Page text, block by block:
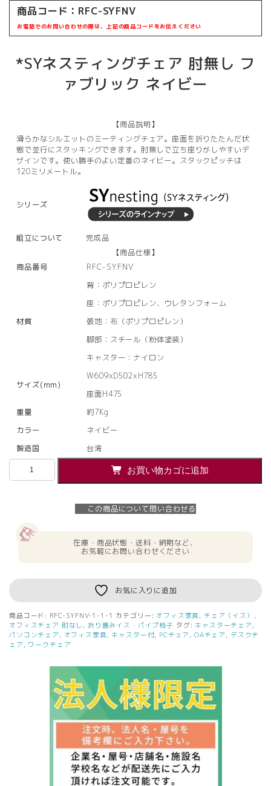
商品コード： RFC-SYFNV
お電話でのお問い合わせの際は、上記の商品コードをお伝えください
*SYネスティングチェア 肘無し フ
ァブリック ネイビー
【商品説明】
滑らかなシルエットのミーティングチェア。座面を折りたたんだ状
態で並行にスタッキングできます。肘無しで立ち座りがしやすいデ
ザインです。使い勝手のよい定番のネイビー。スタックピッチは
120ミリメートル。
シリーズ
組立について
完成品
【商品仕様】
商品番号
RFC-SYFNV
材質
背：ポリプロピレン
座：ポリプロピレン、ウレタンフォーム
張地：布（ポリプロピレン）
脚部：スチール（粉体塗装）
キャスター：ナイロン
サイズ(mm)
W609xD502xH785
座面H475
重量
約7Kg
カラー
ネイビー
製造国
台湾
【法
ネ
ス
ィ
ン
グ
お買い物カゴに追加
この商品について問い合わせる
在庫・商品状態・送料・納期など、
お気軽にお問い合わせください
お気に入りに追加
商品コード: RFC-SYFNV-1-1-1 カテゴリー: オフィス家具 , チェア（イス） ,
オフィスチェア 肘なし , 折り畳みイス・パイプ椅子 タグ: キャスターチェア ,
パソコンチェア , オフィス家具 , キャスター付, PCチェア , OAチェア , デスクチ
ェア , ワークチェア